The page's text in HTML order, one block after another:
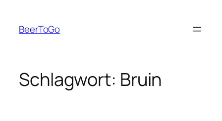
springen
BeerToGo
Schlagwort: Bruin